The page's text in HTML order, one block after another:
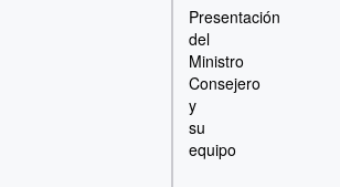
Presentación
del
Ministro
Consejero
y
su
equipo